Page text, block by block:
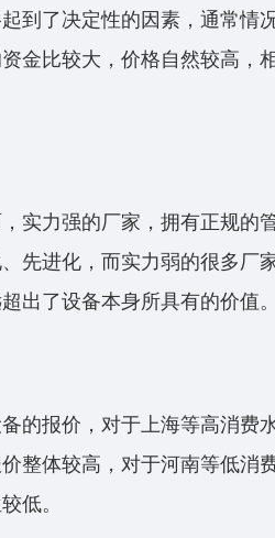
到了决定性的因素，通常情
金比较大，价格自然较高，
实力强的厂家，拥有正规的
先进化，而实力弱的很多厂
出了设备本身所具有的价值
的报价，对于上海等高消费
整体较高，对于河南等低消
低。